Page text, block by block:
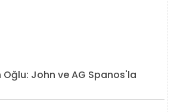
John ve AG Spanos'la